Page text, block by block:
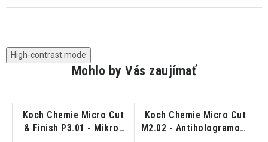
High-contrast mode
Mohlo by Vás zaujímať
Koch Chemie Micro Cut
& Finish P3.01 - Mikro-
Koch Chemie Micro Cut
M2.02 - Antihologramová